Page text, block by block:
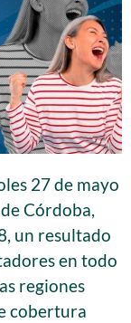
27 de mayo
Córdoba,
un resultado
en todo
regiones
cobertura